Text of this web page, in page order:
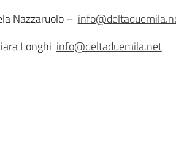
Nazzaruolo –
Longhi info@deltaduemila.net